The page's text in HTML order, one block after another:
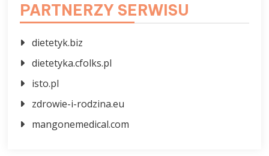
PARTNERZY SERWISU
dietetyk.biz
dietetyka.cfolks.pl
isto.pl
zdrowie-i-rodzina.eu
mangonemedical.com